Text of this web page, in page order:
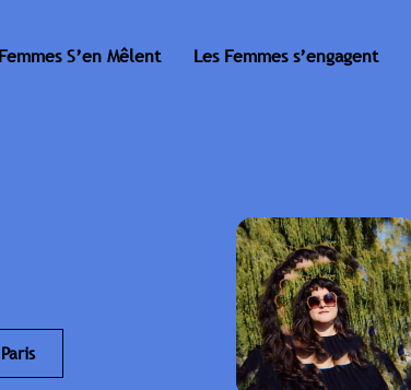
S’en Mêlent Les Femmes s’engagent
Paris